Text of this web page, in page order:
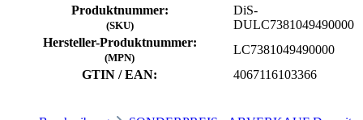
Produktnummer:
(SKU)
DiS-
DULC7381049490000
Hersteller-Produktnummer:
(MPN)
LC7381049490000
GTIN / EAN:
4067116103366